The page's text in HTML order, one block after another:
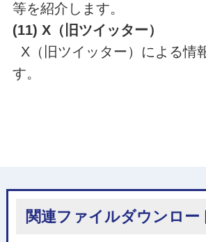
等を紹介します。
(11) X（旧ツイッター）
X（旧ツイッター）による情
す。
関連ファイルダウンロー